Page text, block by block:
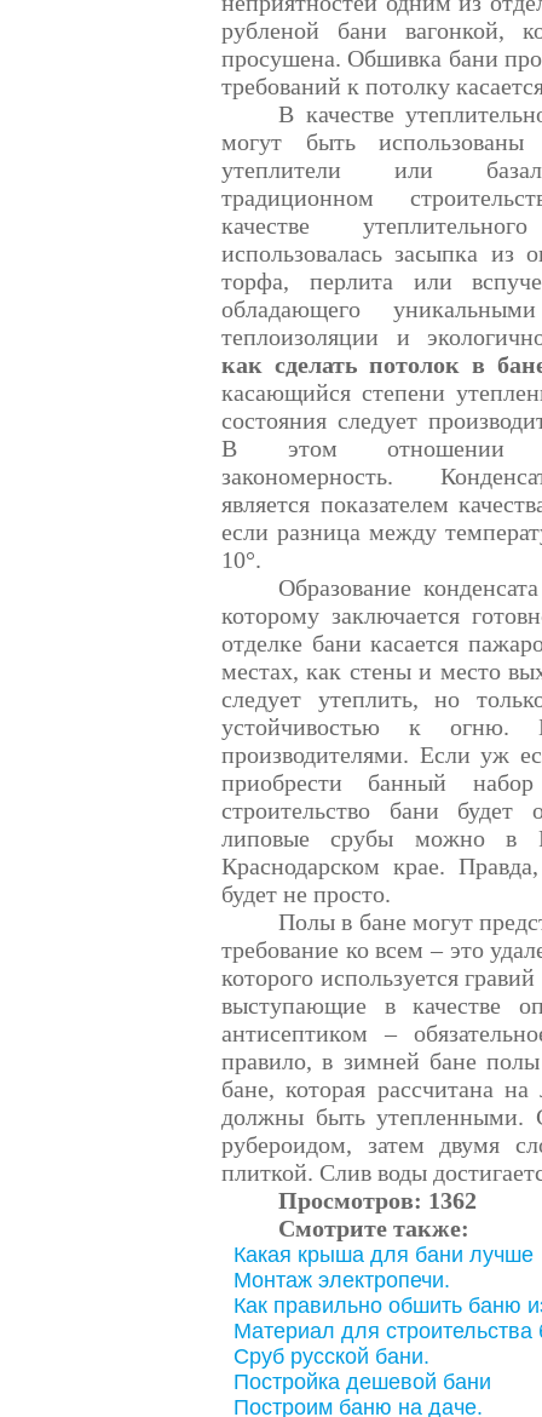
рубленой бани вагонкой,
просушена. Обшивка бани
требований к потолку
В качестве
могут быть использованы
утеплители или
традиционном
качестве
использовалась засыпка из
торфа, перлита или
обладающего
теплоизоляции и
как сделать потолок в
касающийся степени
состояния следует
В этом отношении
закономерность.
является показателем
если разница между
10°.
Образование
которому заключается
отделке бани касается
местах, как стены и место
следует утеплить, но
устойчивостью к огню.
производителями. Если уж
приобрести банный
строительство бани
липовые срубы можно в
Краснодарском крае.
будет не просто.
Полы в бане могут
требование ко всем – это
которого используется
выступающие в качестве
антисептиком –
правило, в зимней бане
бане, которая рассчитана
должны быть утепленными.
рубероидом, затем двумя
плиткой. Слив воды
Просмотров: 1362
Смотрите также:
Какая крыша для бани лучше
Монтаж электропечи.
Как правильно обшить баню
Материал для строительства
Сруб русской бани.
Постройка дешевой бани
Построим баню на даче.